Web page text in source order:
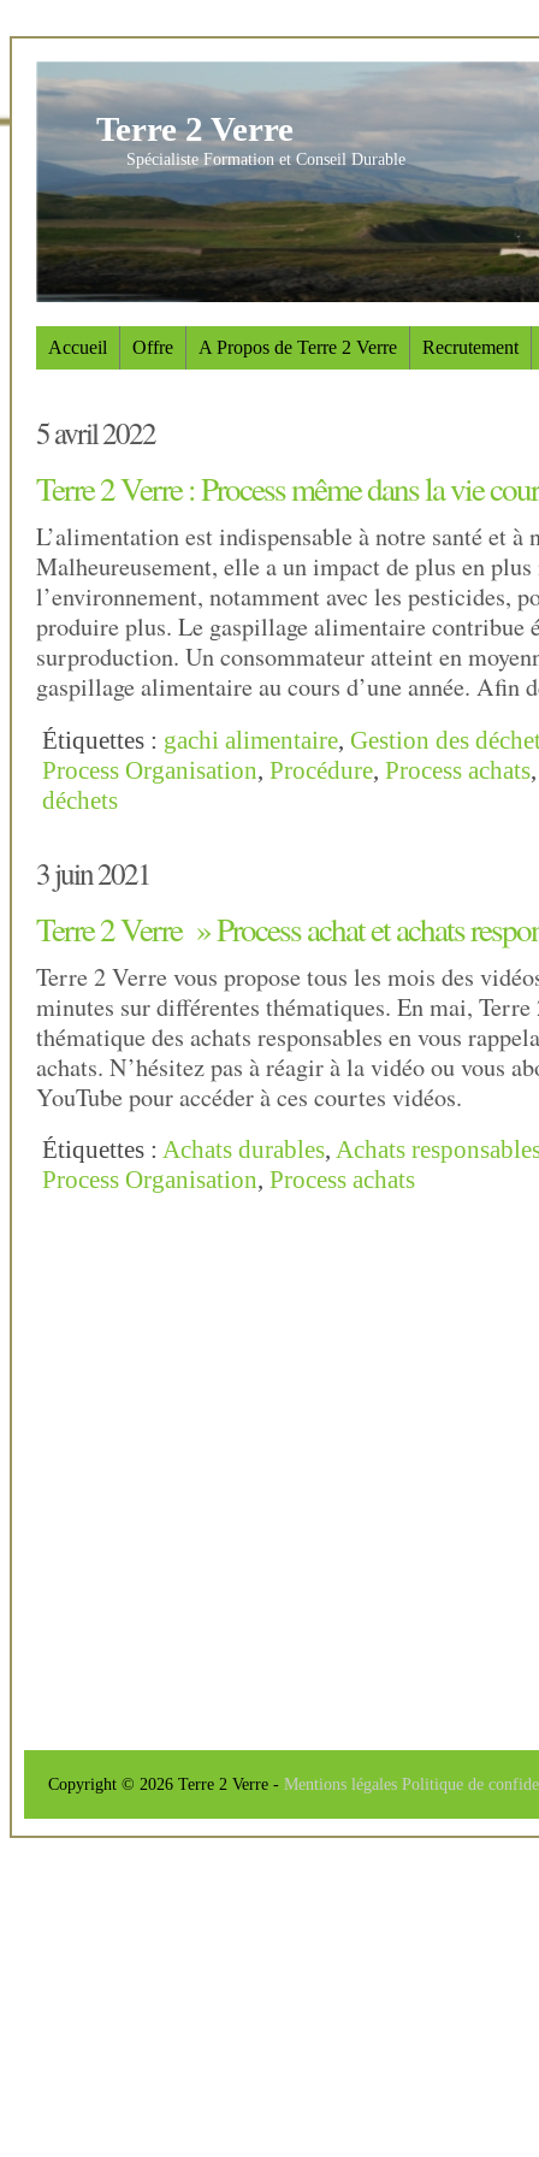
Terre 2 Verre
Spécialiste Formation et Conseil Durable
Accueil Offre A Propos de Terre 2 Verre Recrutement
5 avril 2022
Terre 2 Verre : Process même dans la vie
L’alimentation est indispensable à notre santé et à
Malheureusement, elle a un impact de plus en
l’environnement, notamment avec les pesticides,
produire plus. Le gaspillage alimentaire contribue
surproduction. Un consommateur atteint en
gaspillage alimentaire au cours d’une année.
Étiquettes : gachi alimentaire, Gestion des
Process Organisation, Procédure, Process achats
déchets
3 juin 2021
Terre 2 Verre » Process achat et achats
Terre 2 Verre vous propose tous les mois des
minutes sur différentes thématiques. En mai,
thématique des achats responsables en vous
achats. N’hésitez pas à réagir à la vidéo ou vous
YouTube pour accéder à ces courtes vidéos.
Étiquettes : Achats durables, Achats
Process Organisation, Process achats
Copyright © 2026 Terre 2 Verre - Mentions légales Politique de